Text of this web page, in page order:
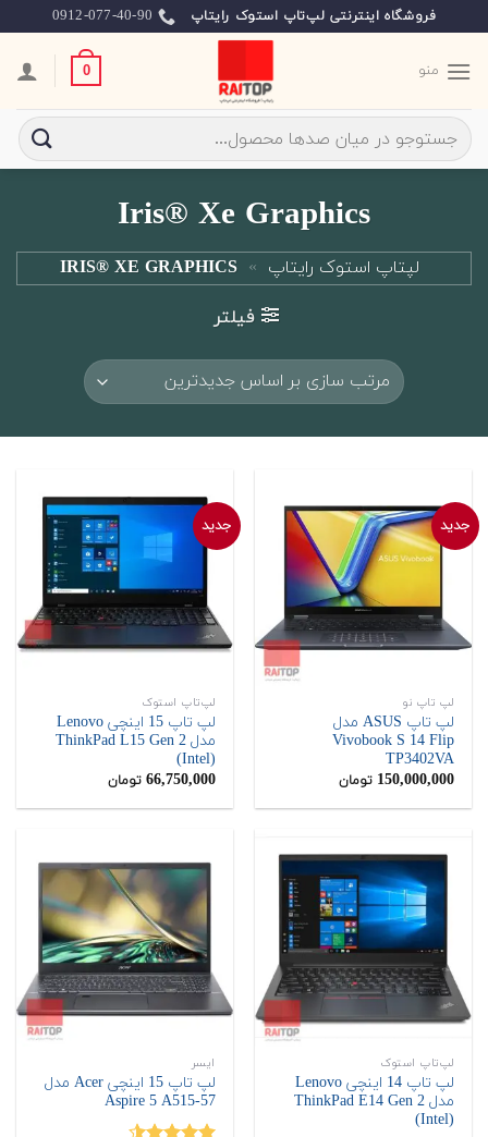
to
content
فروشگاه اینترنتی لپ‌تاپ استوک رایتاپ 0912-077-40-90
منو 0
جستجو
برای:
Iris® Xe Graphics
لپتاپ استوک رایتاپ »
IRIS® XE GRAPHICS
فیلتر
جدید
لپ تاپ نو
لپ تاپ ASUS مدل
Vivobook S 14 Flip
TP3402VA
150,000,000 تومان
جدید
لپ‌تاپ استوک
لپ تاپ 15 اینچی Lenovo
مدل ThinkPad L15 Gen 2
(Intel)
66,750,000 تومان
لپ‌تاپ استوک
لپ تاپ 14 اینچی Lenovo
مدل ThinkPad E14 Gen 2
(Intel)
ایسر
لپ تاپ 15 اینچی Acer مدل
Aspire 5 A515-57